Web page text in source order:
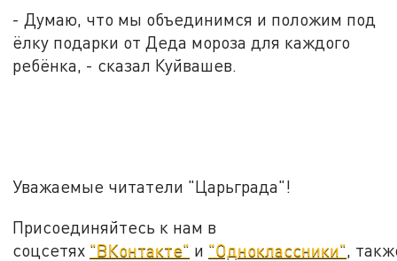
- Думаю, что мы объединимся и положим под
ёлку подарки от Деда мороза для каждого
ребёнка, - сказал Куйвашев.
Уважаемые читатели "Царьграда"!
Присоединяйтесь к нам в
соцсетях "ВКонтакте" и "Одноклассники",